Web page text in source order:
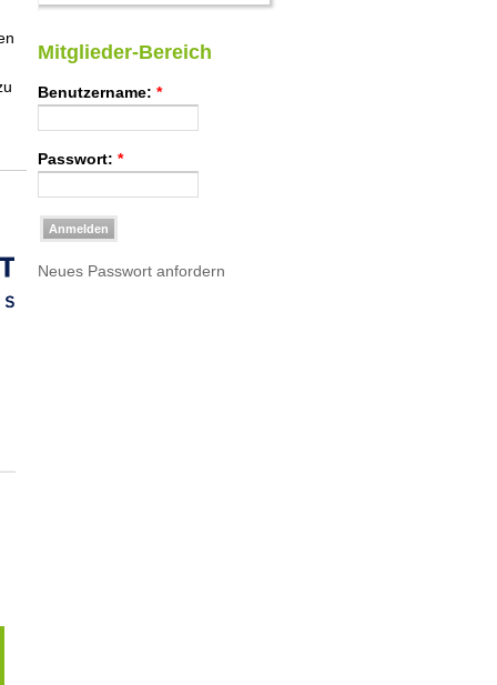
Mitglieder-Bereich
Benutzername: *
Passwort: *
Neues Passwort anfordern